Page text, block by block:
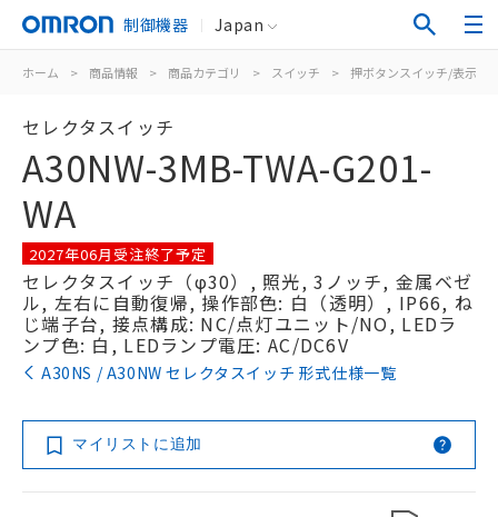
制御機器 Japan
ホーム > 商品情報 > 商品カテゴリ > スイッチ > 押ボタンスイッチ/表示灯
セレクタスイッチ
A30NW-3MB-TWA-G201-
WA
2027年06月受注終了予定
セレクタスイッチ（φ30）, 照光, 3ノッチ, 金属ベゼ
ル, 左右に自動復帰, 操作部色: 白（透明）, IP66, ね
じ端子台, 接点構成: NC/点灯ユニット/NO, LEDラ
ンプ色: 白, LEDランプ電圧: AC/DC6V
A30NS / A30NW セレクタスイッチ 形式仕様一覧
マイリストに追加